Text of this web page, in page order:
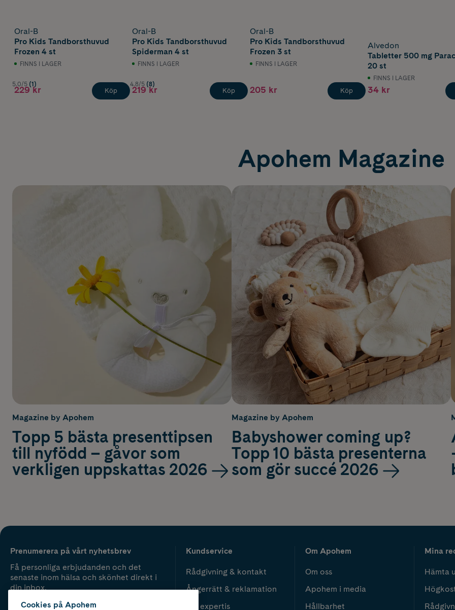
Oral-B
Pro Kids Tandborsthuvud
Frozen 4 st
FINNS I LAGER
5.0/5 (1)
229 kr Köp
Oral-B
Pro Kids Tandborsthuvud
Spiderman 4 st
FINNS I LAGER
4.8/5 (8)
219 kr Köp
Oral-B
Pro Kids Tandborsthuvud
Frozen 3 st
FINNS I LAGER
205 kr Köp
Alvedon
Tabletter 500 mg
20 st
FINNS I LAGER
34 kr
Apohem Magazine
Magazine by Apohem
Topp 5 bästa presenttipsen
till nyfödd – gåvor som
verkligen uppskattas 2026
Magazine by Apohem
Babyshower coming up?
Topp 10 bästa presenterna
som gör succé 2026
Prenumerera på vårt nyhetsbrev
Få personliga erbjudanden och det
senaste inom hälsa och skönhet direkt i
din inbox.
Kundservice
Rådgivning & kontakt
Ångerrätt & reklamation
Vår expertis
Om Apohem
Om oss
Apohem i media
Hållbarhet
Mina
Hämta
Cookies på Apohem